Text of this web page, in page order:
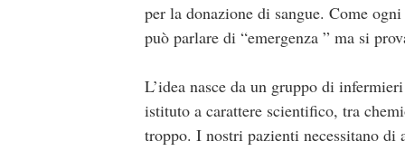
per la donazione di sangue. Come
può parlare di “emergenza ” ma si
L’idea nasce da un gruppo di
istituto a carattere scientifico, tra
troppo. I nostri pazienti necessitano di